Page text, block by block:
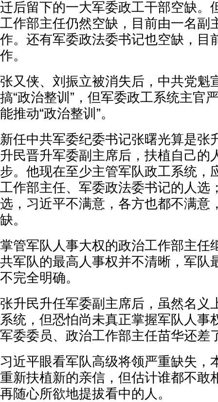
迁后留下的一大军委政工干部空缺。
工作部主任仍然空缺，目前由一名副
作。还有军委政法委书记也空缺，目
作。
张又侠、刘振立被消失后，中共党魁
搞“政治整训”，但军委政工系统主官
能推动“政治整训”。
新任中共军委纪委书记张曙光算是张
升民晋升军委副主席后，扶植自己的
步。他现在至少主管军队政工系统，
工作部主任、军委政法委书记的人选
选，习近平不满意，各方也都不满意
缺。
掌管军队人事大权的政治工作部主任
共军队的最高人事权并不清晰，军队
不完全明确。
张升民升任军委副主席后，虽然名义
系统，但恐怕尚未真正掌握军队人事
军委委员、政治工作部主任苗华还差
习近平眼看军队高级将领严重缺失，
重新扶植新的亲信，但估计谁都不敢
再随心所欲地提拔看中的人。